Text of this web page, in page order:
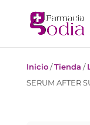
Inicio/Tienda /
SERUM AFTER